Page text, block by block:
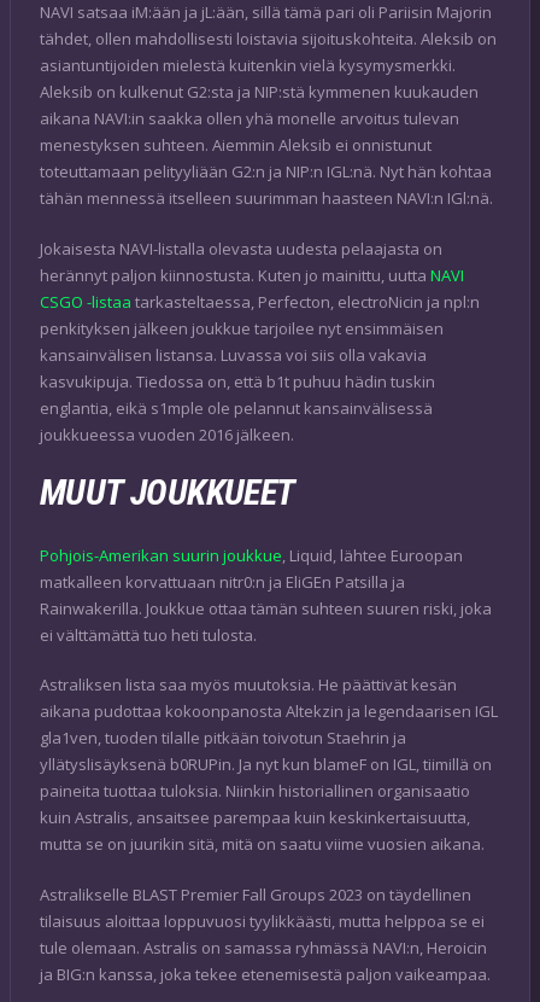
NAVI satsaa iM:ään ja jL:ään, sillä tämä pari oli Pariisin Majorin
tähdet, ollen mahdollisesti loistavia sijoituskohteita. Aleksib on
asiantuntijoiden mielestä kuitenkin vielä kysymysmerkki.
Aleksib on kulkenut G2:sta ja NIP:stä kymmenen kuukauden
aikana NAVI:in saakka ollen yhä monelle arvoitus tulevan
menestyksen suhteen. Aiemmin Aleksib ei onnistunut
toteuttamaan pelityyliään G2:n ja NIP:n IGL:nä. Nyt hän kohtaa
tähän mennessä itselleen suurimman haasteen NAVI:n IGl:nä.
Jokaisesta NAVI-listalla olevasta uudesta pelaajasta on
herännyt paljon kiinnostusta. Kuten jo mainittu, uutta NAVI
CSGO -listaa tarkasteltaessa, Perfecton, electroNicin ja npl:n
penkityksen jälkeen joukkue tarjoilee nyt ensimmäisen
kansainvälisen listansa. Luvassa voi siis olla vakavia
kasvukipuja. Tiedossa on, että b1t puhuu hädin tuskin
englantia, eikä s1mple ole pelannut kansainvälisessä
joukkueessa vuoden 2016 jälkeen.
MUUT JOUKKUEET
Pohjois-Amerikan suurin joukkue, Liquid, lähtee Euroopan
matkalleen korvattuaan nitr0:n ja EliGEn Patsilla ja
Rainwakerilla. Joukkue ottaa tämän suhteen suuren riski, joka
ei välttämättä tuo heti tulosta.
Astraliksen lista saa myös muutoksia. He päättivät kesän
aikana pudottaa kokoonpanosta Altekzin ja legendaarisen IGL
gla1ven, tuoden tilalle pitkään toivotun Staehrin ja
yllätyslisäyksenä b0RUPin. Ja nyt kun blameF on IGL, tiimillä on
paineita tuottaa tuloksia. Niinkin historiallinen organisaatio
kuin Astralis, ansaitsee parempaa kuin keskinkertaisuutta,
mutta se on juurikin sitä, mitä on saatu viime vuosien aikana.
Astralikselle BLAST Premier Fall Groups 2023 on täydellinen
tilaisuus aloittaa loppuvuosi tyylikkäästi, mutta helppoa se ei
tule olemaan. Astralis on samassa ryhmässä NAVI:n, Heroicin
ja BIG:n kanssa, joka tekee etenemisestä paljon vaikeampaa.